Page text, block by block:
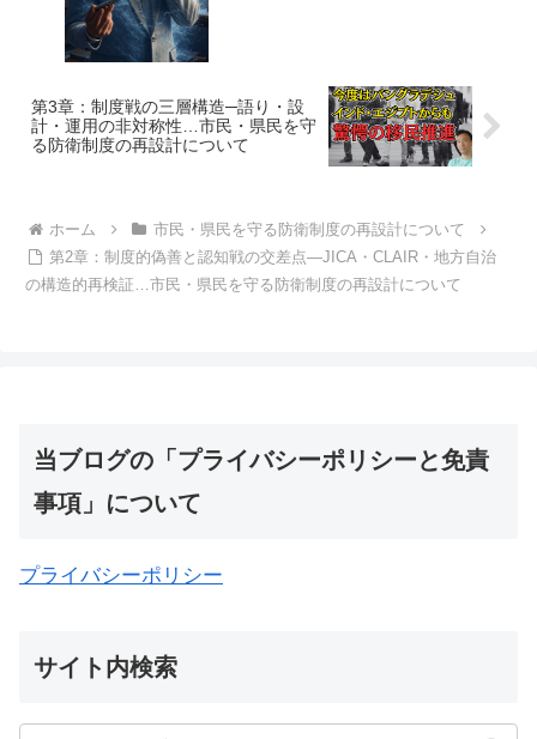
第3章：制度戦の三層構造─語り・設
計・運用の非対称性…市民・県民を守
る防衛制度の再設計について
ホーム
市民・県民を守る防衛制度の再設計について
第2章：制度的偽善と認知戦の交差点—JICA・CLAIR・地方自治
の構造的再検証…市民・県民を守る防衛制度の再設計について
当ブログの「プライバシーポリシーと免責
事項」について
プライバシーポリシー
サイト内検索